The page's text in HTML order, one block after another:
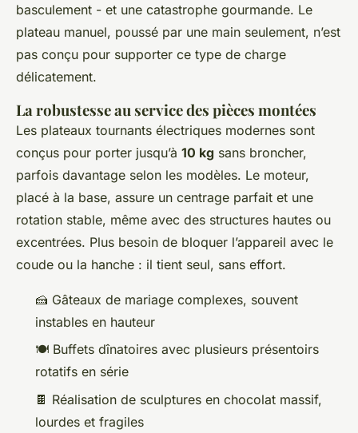
basculement - et une catastrophe gourmande. Le
plateau manuel, poussé par une main seulement, n’est
pas conçu pour supporter ce type de charge
délicatement.
La robustesse au service des pièces montées
Les plateaux tournants électriques modernes sont
conçus pour porter jusqu’à 10 kg sans broncher,
parfois davantage selon les modèles. Le moteur,
placé à la base, assure un centrage parfait et une
rotation stable, même avec des structures hautes ou
excentrées. Plus besoin de bloquer l’appareil avec le
coude ou la hanche : il tient seul, sans effort.
🍰 Gâteaux de mariage complexes, souvent
instables en hauteur
🍽️ Buffets dînatoires avec plusieurs présentoirs
rotatifs en série
🍫 Réalisation de sculptures en chocolat massif,
lourdes et fragiles